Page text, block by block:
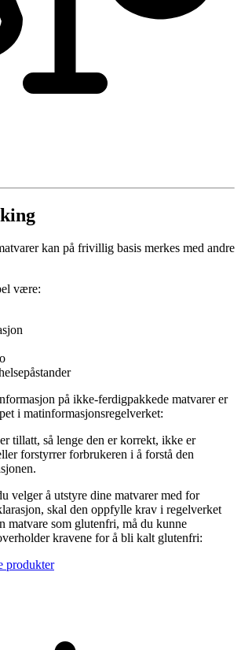
kan på frivillig basis merkes med andre
være:
på ikke-ferdigpakkede matvarer er
i matinformasjonsregelverket:
tillatt, så lenge den er korrekt, ikke er
forstyrrer forbrukeren i å forstå den
velger å utstyre dine matvarer med for
skal den oppfylle krav i regelverket
matvare som glutenfri, må du kunne
kravene for å bli kalt glutenfri:
produkter